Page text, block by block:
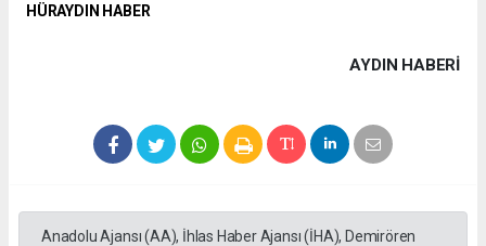
HÜRAYDIN HABER
AYDIN HABERİ
Anadolu Ajansı (AA), İhlas Haber Ajansı (İHA), Demirören